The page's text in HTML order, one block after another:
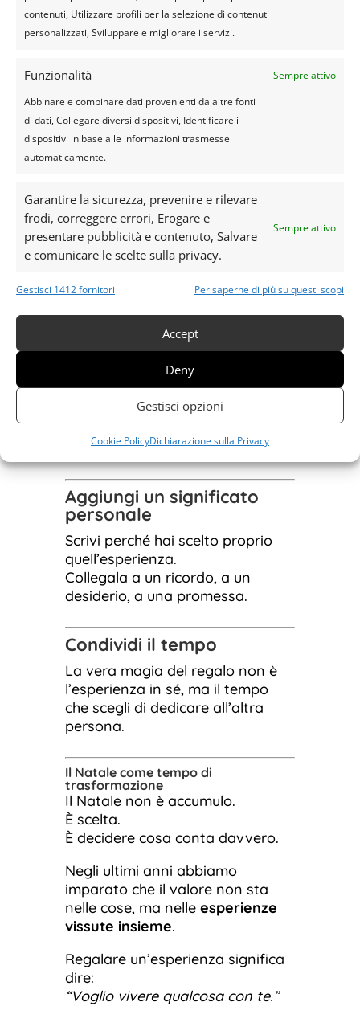
contenuti, Utilizzare profili per la selezione di contenuti
personalizzati, Sviluppare e migliorare i servizi.
Funzionalità
Sempre attivo
Abbinare e combinare dati provenienti da altre fonti
di dati, Collegare diversi dispositivi, Identificare i
dispositivi in base alle informazioni trasmesse
automaticamente.
Garantire la sicurezza, prevenire e rilevare
frodi, correggere errori, Erogare e
presentare pubblicità e contenuto, Salvare
e comunicare le scelte sulla privacy.
Sempre attivo
Gestisci 1412 fornitori Per saperne di più su questi scopi
Accept
Deny
Gestisci opzioni
Cookie PolicyDichiarazione sulla Privacy
È il regalo ideale per chi ha poco
qualcosa di autentico.
Come rendere il regalo ancora più
speciale
Racconta una storia, non
consegnare solo un ticket
Il modo in cui presenti il regalo fa
parte dell’esperienza.
Una lettera, un indizio, una
mappa, una busta sigillata: piccoli
dettagli che accendono la
curiosità.
Aggiungi un significato
personale
Scrivi perché hai scelto proprio
quell’esperienza.
Collegala a un ricordo, a un
desiderio, a una promessa.
Condividi il tempo
La vera magia del regalo non è
l’esperienza in sé, ma il tempo
che scegli di dedicare all’altra
persona.
Il Natale come tempo di
trasformazione
Il Natale non è accumulo.
È scelta.
È decidere cosa conta davvero.
Negli ultimi anni abbiamo
imparato che il valore non sta
nelle cose, ma nelle esperienze
vissute insieme.
Regalare un’esperienza significa
dire:
“Voglio vivere qualcosa con te.”